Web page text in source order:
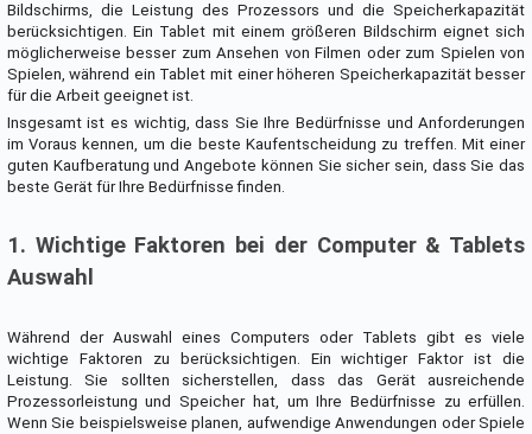
Bildschirms, die Leistung des Prozessors und die Speicherkapazität
berücksichtigen. Ein Tablet mit einem größeren Bildschirm eignet sich
möglicherweise besser zum Ansehen von Filmen oder zum Spielen von
Spielen, während ein Tablet mit einer höheren Speicherkapazität besser
für die Arbeit geeignet ist.
Insgesamt ist es wichtig, dass Sie Ihre Bedürfnisse und Anforderungen
im Voraus kennen, um die beste Kaufentscheidung zu treffen. Mit einer
guten Kaufberatung und Angebote können Sie sicher sein, dass Sie das
beste Gerät für Ihre Bedürfnisse finden.
1. Wichtige Faktoren bei der Computer & Tablets
Auswahl
Während der Auswahl eines Computers oder Tablets gibt es viele
wichtige Faktoren zu berücksichtigen. Ein wichtiger Faktor ist die
Leistung. Sie sollten sicherstellen, dass das Gerät ausreichende
Prozessorleistung und Speicher hat, um Ihre Bedürfnisse zu erfüllen.
Wenn Sie beispielsweise planen, aufwendige Anwendungen oder Spiele